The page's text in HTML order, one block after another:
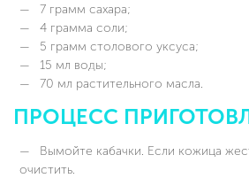
7 грамм сахара;
4 грамма соли;
5 грамм столового уксуса;
15 мл воды;
70 мл растительного масла.
ПРОЦЕСС
Вымойте кабачки. Если кожица
очистить.